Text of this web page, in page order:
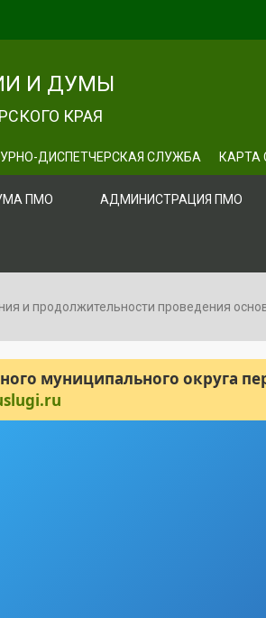
И ДУМЫ
КРАЯ
ДИСПЕТЧЕРСКАЯ СЛУЖБА КАРТА
ПМО АДМИНИСТРАЦИЯ ПМО
и продолжительности проведения
муниципального округа